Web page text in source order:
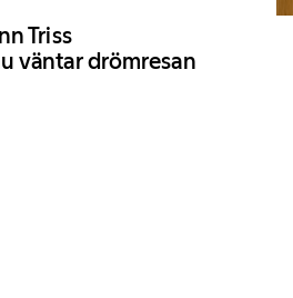
Triss
väntar drömresan